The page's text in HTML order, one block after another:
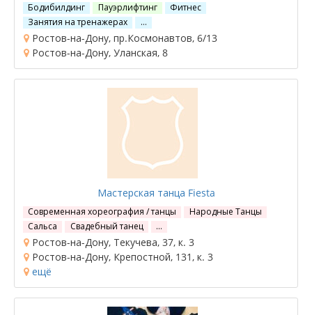
Бодибилдинг Пауэрлифтинг
Фитнес
Занятия на тренажерах
…
Ростов-на-Дону, пр.Космонавтов, 6/13
Ростов-на-Дону, Уланская, 8
Мастерская танца Fiesta
Современная хореография / танцы
Народные Танцы
Сальса
Свадебный танец …
Ростов-на-Дону, Текучева, 37, к. 3
Ростов-на-Дону, Крепостной, 131, к. 3
ещё